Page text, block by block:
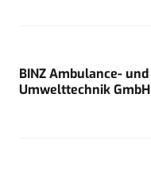
BINZ Ambulance- und
Umwelttechnik GmbH